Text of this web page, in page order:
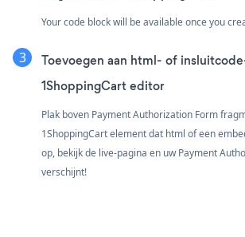
Your code block will be available once you
Toevoegen aan html- of
1ShoppingCart editor
Plak boven Payment Authorization Form
1ShoppingCart element dat html of een
op, bekijk de live-pagina en uw Payment
verschijnt!